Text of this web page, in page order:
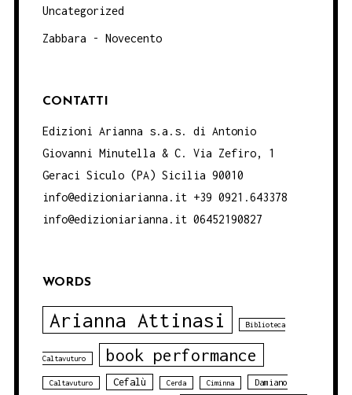
Uncategorized
Zabbara - Novecento
CONTATTI
Edizioni Arianna s.a.s. di Antonio
Giovanni Minutella & C. Via Zefiro, 1
Geraci Siculo (PA) Sicilia 90010
info@edizioniarianna.it +39 0921.643378
info@edizioniarianna.it 06452190827
WORDS
Arianna Attinasi Biblioteca
Caltavuturo book performance
Caltavuturo Cefalù Cerda Ciminna Damiano